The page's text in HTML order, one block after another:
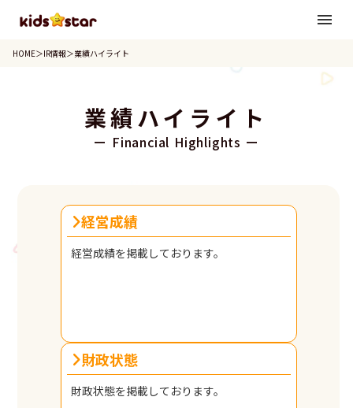
menu
HOME＞IR情報＞業績ハイライト
業績ハイライト
ー Financial Highlights ー
経営成績
経営成績を掲載しております。
財政状態
財政状態を掲載しております。